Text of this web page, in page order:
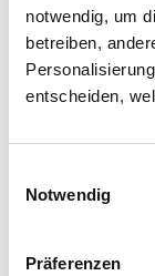
notwendig, um
betreiben,
entscheiden,
Notwendig
Präferenzen
Kapazität:
Technologie:
Länge: